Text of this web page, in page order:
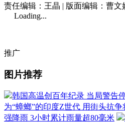
责任编辑：王晶 | 版面编辑：曹文
Loading...
推广
图片推荐
韩国高温创百年纪录 当局警告
为“蟑螂”的印度Z世代 用街头抗
强降雨 3小时累计雨量超80毫米